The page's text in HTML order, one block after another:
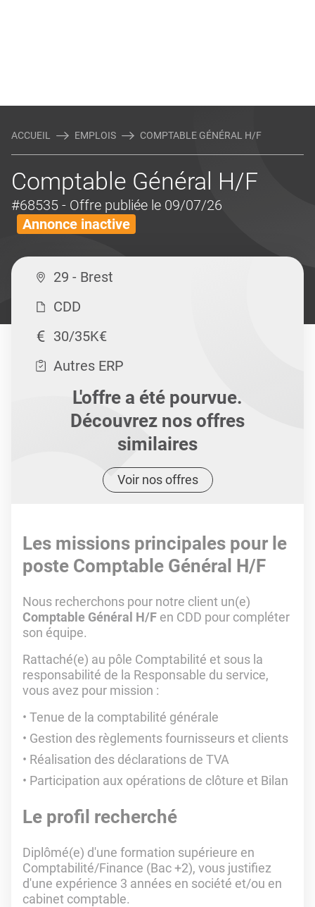
ACCUEIL EMPLOIS COMPTABLE GÉNÉRAL H/F
Comptable Général H/F
#68535 - Offre publiée le 09/07/26
Annonce inactive
29 - Brest
CDD
30/35K€
Autres ERP
L'offre a été pourvue.
Découvrez nos offres
similaires
Voir nos offres
Les missions principales pour le
poste Comptable Général H/F
Nous recherchons pour notre client un(e)
Comptable Général H/F en CDD pour compléter
son équipe.
Rattaché(e) au pôle Comptabilité et sous la
responsabilité de la Responsable du service,
vous avez pour mission :
Tenue de la comptabilité générale
Gestion des règlements fournisseurs et clients
Réalisation des déclarations de TVA
Participation aux opérations de clôture et Bilan
Le profil recherché
Diplômé(e) d'une formation supérieure en
Comptabilité/Finance (Bac +2), vous justifiez
d'une expérience 3 années en société et/ou en
cabinet comptable.